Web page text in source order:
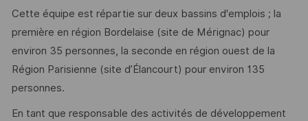
Cette équipe est répartie sur deux bassins d'emplois ; la
première en région Bordelaise (site de Mérignac) pour
environ 35 personnes, la seconde en région ouest de la
Région Parisienne (site d’Élancourt) pour environ 135
personnes.
En tant que responsable des activités de développement